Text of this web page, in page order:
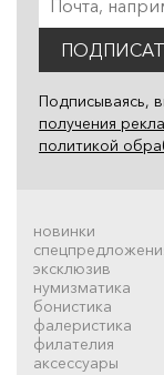
Подписываясь,
получения
политикой
новинки
эксклюзив
нумизматика
бонистика
фалеристика
филателия
аксессуары